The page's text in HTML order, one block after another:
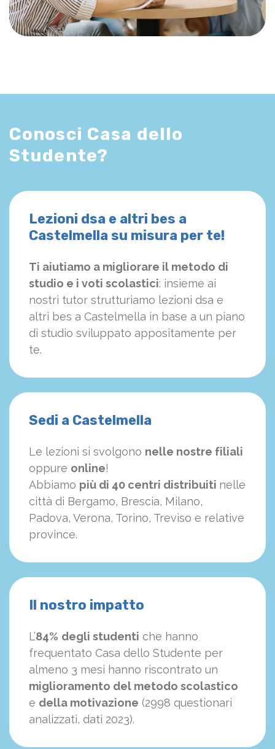
Conosci Casa dello
Studente?
Lezioni dsa e altri bes a
Castelmella su misura per te!
Ti aiutiamo a migliorare il metodo di
studio e i voti scolastici: insieme ai
nostri tutor strutturiamo lezioni dsa e
altri bes a Castelmella in base a un piano
di studio sviluppato appositamente per
te.
Sedi a Castelmella
Le lezioni si svolgono nelle nostre filiali
oppure online!
Abbiamo più di 40 centri distribuiti nelle
città di Bergamo, Brescia, Milano,
Padova, Verona, Torino, Treviso e relative
province.
Il nostro impatto
L’84% degli studenti che hanno
frequentato Casa dello Studente per
almeno 3 mesi hanno riscontrato un
miglioramento del metodo scolastico
e della motivazione (2998 questionari
analizzati, dati 2023).